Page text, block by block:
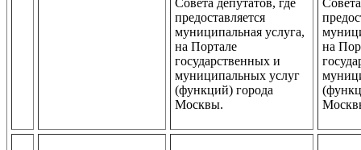
предоставляется
муниципальная услуга,
на Портале
государственных и
муниципальных услуг
(функций) города
Москвы.
на